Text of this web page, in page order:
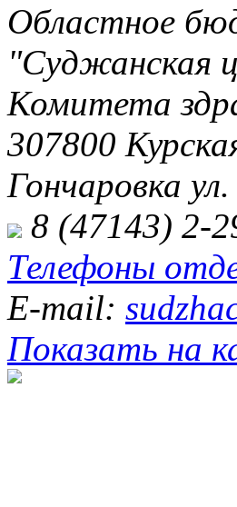
Областное
"Суджанская
Комитета
307800
Гончаровка
8 (47143) 2-
Телефоны
E-mail:
Показать на